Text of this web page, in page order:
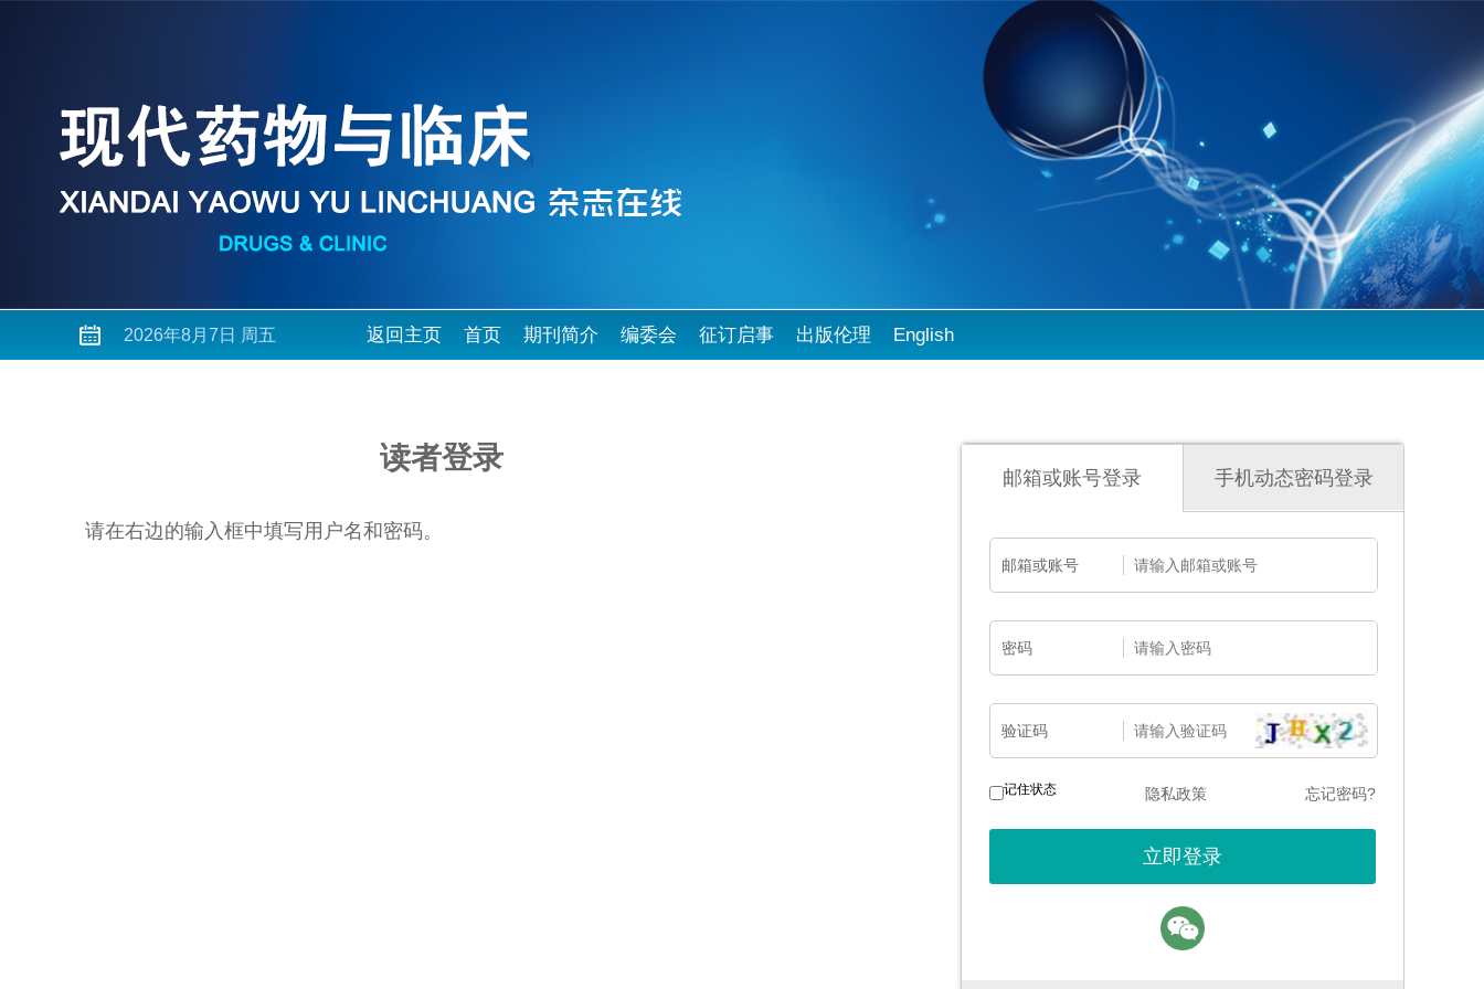
2026年8月7日 周五 返回主页 首页 期刊简介 编委会 征订启事 出版伦理 English
读者登录
请在右边的输入框中填写用户名和密码。
邮箱或账号登录 手机动态密码登录
邮箱或账号
密码
验证码
记住状态 隐私政策 忘记密码?